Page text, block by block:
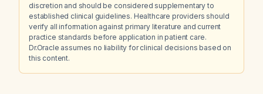
discretion and should be considered supplementary to
established clinical guidelines. Healthcare providers should
verify all information against primary literature and current
practice standards before application in patient care.
Dr.Oracle assumes no liability for clinical decisions based on
this content.